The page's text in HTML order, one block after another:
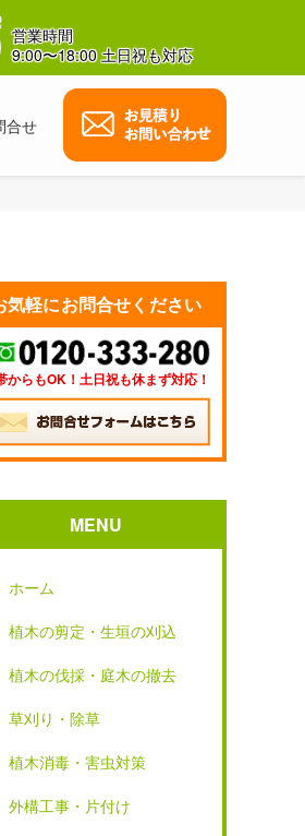
営業時間
9:00〜18:00 土日祝も対応
合せ
気軽にお問合せください
からもOK！土日祝も休まず対応！
MENU
ホーム
植木の剪定・生垣の刈込
植木の伐採・庭木の撤去
草刈り・除草
植木消毒・害虫対策
外構工事・片付け